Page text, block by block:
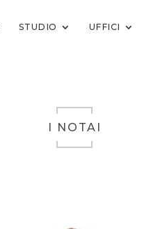
STUDIO UFFICI
I NOTAI